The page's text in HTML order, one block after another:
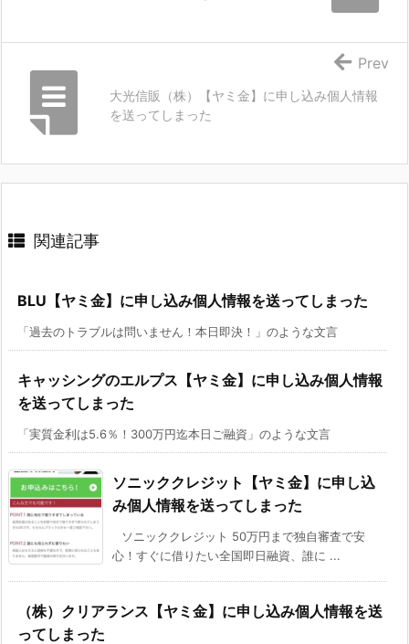
大光信販（株）【ヤミ金】に申し込み個人情報
を送ってしまった
Prev
関連記事
BLU【ヤミ金】に申し込み個人情報を送ってしまった
「過去のトラブルは問いません！本日即決！」のような文言
キャッシングのエルプス【ヤミ金】に申し込み個人情報
を送ってしまった
「実質金利は5.6％！300万円迄本日ご融資」のような文言
ソニッククレジット【ヤミ金】に申し込
み個人情報を送ってしまった
ソニッククレジット 50万円まで独自審査で安
心！すぐに借りたい全国即日融資、誰に ...
（株）クリアランス【ヤミ金】に申し込み個人情報を送
ってしまった